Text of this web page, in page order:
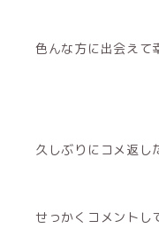
色んな方に出会えて
久しぶりにコメ返し
せっかくコメントし